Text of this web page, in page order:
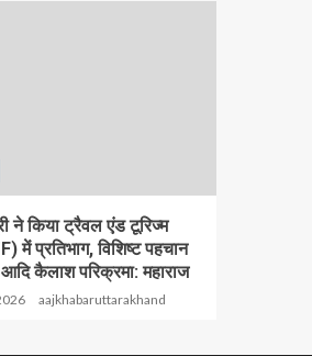
ने किया ट्रैवल एंड टूरिज्म
में प्रतिभाग, विशिष्ट पहचान
आदि कैलाश परिक्रमा: महाराज
aajkhabaruttarakhand